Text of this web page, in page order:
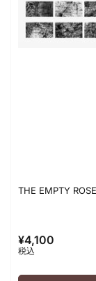
THE EMPTY
通
常
価
¥4,100
税込